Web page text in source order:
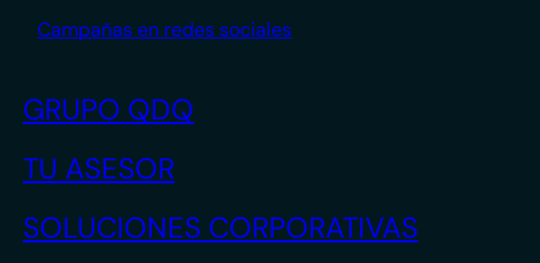
Campañas en redes sociales
GRUPO QDQ
TU ASESOR
SOLUCIONES CORPORATIVAS